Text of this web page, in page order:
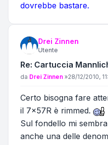
dovrebbe bastare.
Drei Zinnen
Utente
Re: Cartuccia
Messaggio
da Drei Zinnen »28/12/2010,
Certo bisogna fare
il 7x57R è rimmed.
Sul fondello mi
anche una delle